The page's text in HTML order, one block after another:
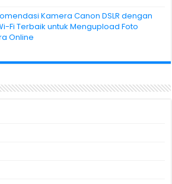
Kamera Canon DSLR dengan
Fi Terbaik untuk Mengupload Foto
Online